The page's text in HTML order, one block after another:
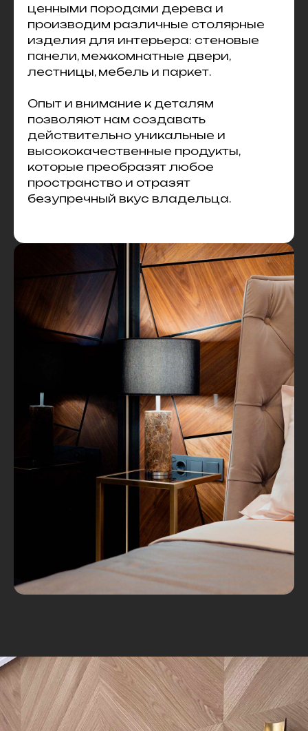
ценными породами дерева и
производим различные столярные
изделия для интерьера: стеновые
панели, межкомнатные двери,
лестницы, мебель и паркет.
Опыт и внимание к деталям
позволяют нам создавать
действительно уникальные и
высококачественные продукты,
которые преобразят любое
пространство и отразят
безупречный вкус владельца.